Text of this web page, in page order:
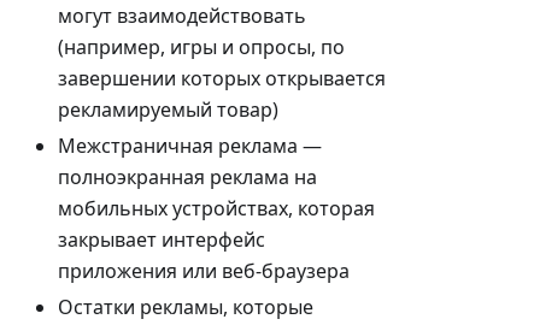
могут взаимодействовать
(например, игры и опросы, по
завершении которых открывается
рекламируемый товар)
Межстраничная реклама —
полноэкранная реклама на
мобильных устройствах, которая
закрывает интерфейс
приложения или веб-браузера
Остатки рекламы, которые